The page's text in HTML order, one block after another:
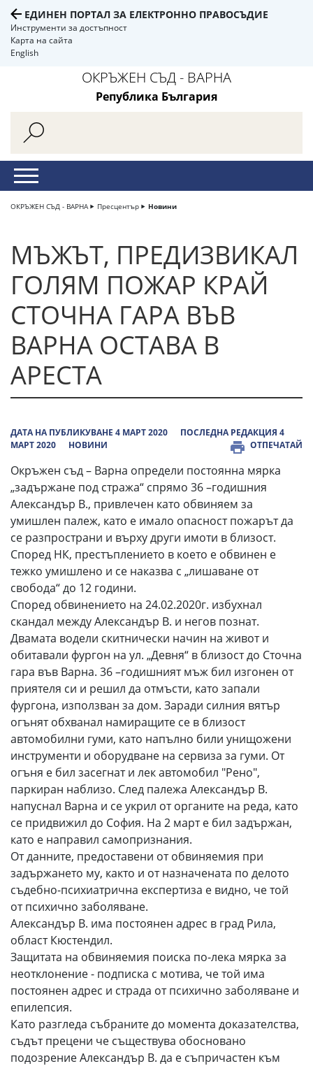
ЕДИНЕН ПОРТАЛ ЗА ЕЛЕКТРОННО ПРАВОСЪДИЕ
Инструменти за достъпност
Карта на сайта
English
ОКРЪЖЕН СЪД - ВАРНА
Република България
ОКРЪЖЕН СЪД - ВАРНА Пресцентър Новини
МЪЖЪТ, ПРЕДИЗВИКАЛ
ГОЛЯМ ПОЖАР КРАЙ
СТОЧНА ГАРА ВЪВ
ВАРНА ОСТАВА В
АРЕСТА
ДАТА НА ПУБЛИКУВАНЕ 4 МАРТ 2020
ПОСЛЕДНА РЕДАКЦИЯ 4
МАРТ 2020
НОВИНИ ОТПЕЧАТАЙ
Окръжен съд – Варна определи постоянна мярка
„задържане под стража“ спрямо 36 –годишния
Александър В., привлечен като обвиняем за
умишлен палеж, като е имало опасност пожарът да
се разпространи и върху други имоти в близост.
Според НК, престъплението в което е обвинен е
тежко умишлено и се наказва с „лишаване от
свобода“ до 12 години.
Според обвинението на 24.02.2020г. избухнал
скандал между Александър В. и негов познат.
Двамата водели скитнически начин на живот и
обитавали фургон на ул. „Девня“ в близост до Сточна
гара във Варна. 36 –годишният мъж бил изгонен от
приятеля си и решил да отмъсти, като запали
фургона, използван за дом. Заради силния вятър
огънят обхванал намиращите се в близост
автомобилни гуми, като напълно били унищожени
инструменти и оборудване на сервиза за гуми. От
огъня е бил засегнат и лек автомобил "Рено",
паркиран наблизо. След палежа Александър В.
напуснал Варна и се укрил от органите на реда, като
се придвижил до София. На 2 март е бил задържан,
като е направил самопризнания.
От данните, предоставени от обвиняемия при
задържането му, както и от назначената по делото
съдебно-психиатрична експертиза е видно, че той
от психично заболяване.
Александър В. има постоянен адрес в град Рила,
област Кюстендил.
Защитата на обвиняемия поиска по-лека мярка за
неотклонение - подписка с мотива, че той има
постоянен адрес и страда от психично заболяване и
епилепсия.
Като разгледа събраните до момента доказателства,
съдът прецени че съществува обосновано
подозрение Александър В. да е съпричастен към